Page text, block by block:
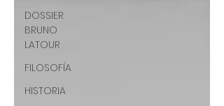
DOSSIER
BRUNO
LATOUR
FILOSOFÍA
HISTORIA